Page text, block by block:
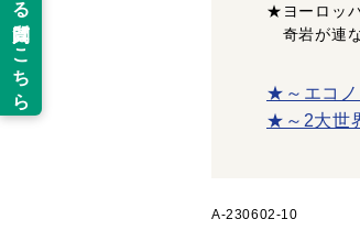
★ヨーロッ
奇岩が連
★～エコノ
★～2大世
A-230602-10